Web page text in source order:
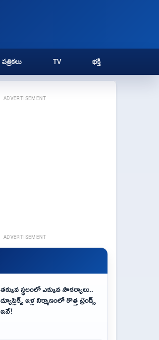
పత్రికలు TV భక్తి
ADVERTISEMENT
ADVERTISEMENT
తక్కువ స్థలంలో ఎక్కువ సౌకర్యాలు..
డ్యూప్లెక్స్ ఇళ్ల నిర్మాణంలో కొత్త ట్రెండ్స్
ఇవే!